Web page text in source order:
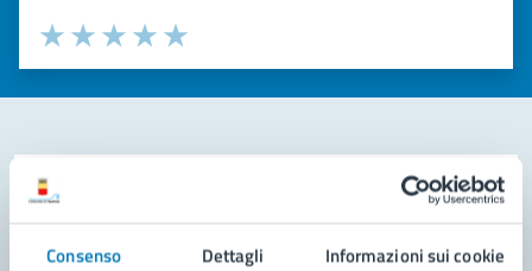
Consenso Dettagli Informazioni sui cookie
Valuta la chiarezza delle informazioni (da 1 a 5 stelle)
Seleziona il numero di stelle per valutare la chiarezza delle
Valuta 5 stelle su 5
Valuta 4 stelle su 5
Valuta 3 stelle su 5
Valuta 2 stelle su 5
Valuta 1 stelle su 5
Contatta il comune
Leggi le domande frequenti